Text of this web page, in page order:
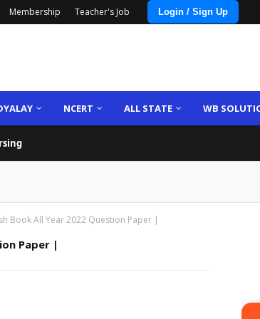
Membership Teacher's Job Login / Sign Up
NCERT ALL STATE WB
Book All Year 2022 Question Paper |
Paper |